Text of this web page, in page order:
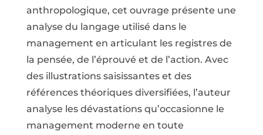
anthropologique, cet ouvrage présente une
analyse du langage utilisé dans le
management en articulant les registres de
la pensée, de l’éprouvé et de l’action. Avec
des illustrations saisissantes et des
références théoriques diversifiées, l’auteur
analyse les dévastations qu’occasionne le
management moderne en toute